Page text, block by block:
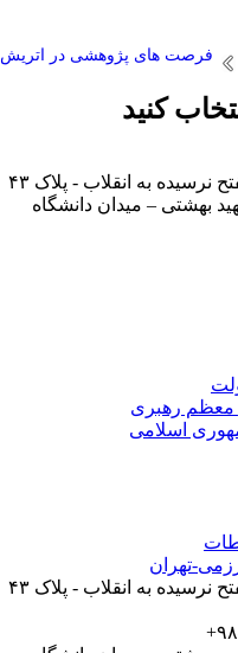
فرصت های پژوهشی در اتریش
کنید
نرسیده به انقلاب - پلاک ۴۳
بهشتی – میدان دانشگاه
معظم رهبری
اسلامی
تهران
نرسیده به انقلاب - پلاک ۴۳